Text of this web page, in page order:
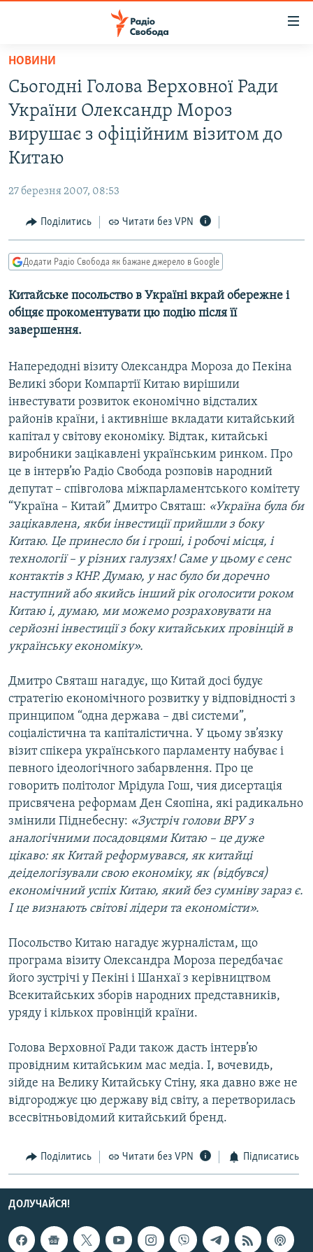
Перейти
основного
матеріалу
Перейти
до
основної
Перейти
пошуку
ВСЕ ЗА ДОБУ
СТАТТІ
СУСПІЛЬСТВО
КУЛЬТУРА
СПОРТ
СВІТ
ВІЙНА
ДОНБАС.РЕАЛІЇ
КРИМ.РЕАЛІЇ
ТИ ЯК?
ПРИАЗОВ’Я
КИТАЙ.ВИКЛИКИ
ФОТО
СПЕЦПРОЄКТИ
ПОДКАСТИ
КРИМ РЕАЛІЇ
УКР
КТАТ
ДОЛУЧАЙСЯ!
НОВИНИ
Сьогодні Голова Верховної Ради
України Олександр Мороз
вирушає з офіційним візитом до
Китаю
27 березня 2007, 08:53
Поділитись Читати без VPN
Додати Радіо Свобода як бажане джерело в Google
Китайське посольство в Україні вкрай обережне і
обіцяє прокоментувати цю подію після її
завершення.
Напередодні візиту Олександра Мороза до Пекіна
Великі збори Компартії Китаю вирішили
інвестувати розвиток економічно відсталих
районів країни, і активніше вкладати китайський
капітал у світову економіку. Відтак, китайські
виробники зацікавлені українським ринком. Про
це в інтерв’ю Радіо Свобода розповів народний
депутат – співголова міжпарламентського комітету
“Україна – Китай” Дмитро Святаш: «Україна була би
зацікавлена, якби інвестиції прийшли з боку
Китаю. Це принесло би і гроші, і робочі місця, і
технології – у різних галузях! Саме у цьому є сенс
контактів з КНР. Думаю, у нас було би доречно
наступний або якийсь інший рік оголосити роком
Китаю і, думаю, ми можемо розраховувати на
серйозні інвестиції з боку китайських провінцій в
українську економіку».
Дмитро Святаш нагадує, що Китай досі будує
стратегію економічного розвитку у відповідності з
принципом “одна держава – дві системи”,
соціалістична та капіталістична. У цьому зв’язку
візит спікера українського парламенту набуває і
певного ідеологічного забарвлення. Про це
говорить політолог Мрідула Гош, чия дисертація
присвячена реформам Ден Сяопіна, які радикально
змінили Піднебесну: «Зустріч голови ВРУ з
аналогічними посадовцями Китаю – це дуже
цікаво: як Китай реформувався, як китайці
деіделогізували свою економіку, як (відбувся)
економічний успіх Китаю, який без сумніву зараз є.
І це визнають світові лідери та економісти».
Посольство Китаю нагадує журналістам, що
програма візиту Олександра Мороза передбачає
його зустрічі у Пекіні і Шанхаї з керівництвом
Всекитайських зборів народних представників,
уряду і кількох провінцій країни.
Голова Верховної Ради також дасть інтерв’ю
провідним китайським мас медіа. І, вочевидь,
зійде на Велику Китайську Стіну, яка давно вже не
відгороджує цю державу від світу, а перетворилась
всесвітньовідомий китайський бренд.
Поділитись Читати без VPN Підписатись
ДОЛУЧАЙСЯ!